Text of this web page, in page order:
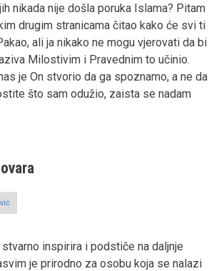
nikada nije došla poruka Islama? Pitam
drugim stranicama čitao kako će svi ti
ali ja nikako ne mogu vjerovati da bi
Milostivim i Pravednim to učinio.
je On stvorio da ga spoznamo, a ne da
što sam odužio, zaista se nadam
inspirira i podstiče na daljnje
je prirodno za osobu koja se nalazi